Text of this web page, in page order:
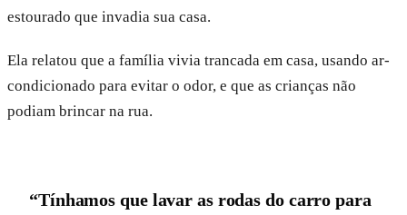
estourado que invadia sua casa.
Ela relatou que a família vivia trancada em casa, usando ar-
condicionado para evitar o odor, e que as crianças não
podiam brincar na rua.
“Tínhamos que lavar as rodas do carro para